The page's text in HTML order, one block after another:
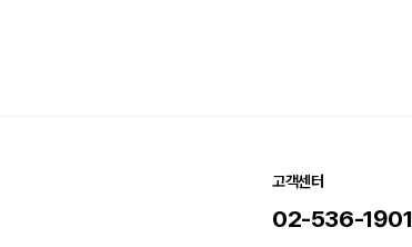
고객센터
02-536-1901